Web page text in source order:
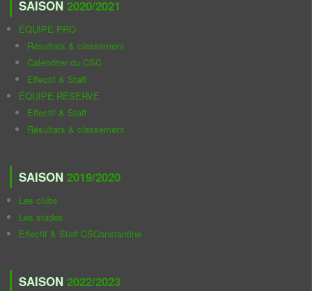
SAISON 2020/2021
ÉQUIPE PRO
Résultats & classement
Calendrier du CSC
Effectif & Staff
ÉQUIPE RÉSERVE
Effectif & Staff
Résultats & classement
SAISON 2019/2020
Les clubs
Les stades
Effectif & Staff CSConstantine
SAISON 2022/2023